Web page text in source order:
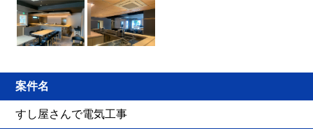
案件名
すし屋さんで電気工事